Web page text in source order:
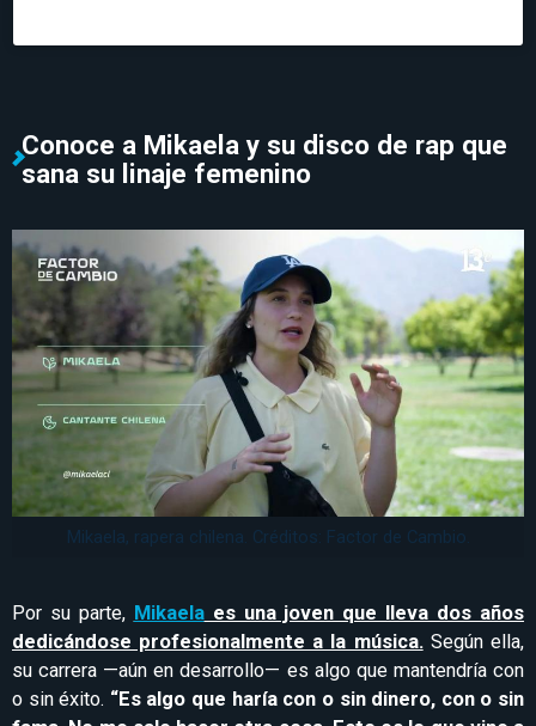
Conoce a Mikaela y su disco de rap que
sana su linaje femenino
Mikaela, rapera chilena. Créditos: Factor de Cambio.
Por su parte, Mikaelaes una joven que lleva dos años
dedicándose profesionalmente a la música.Según ella,
su carrera —aún en desarrollo— es algo que mantendría con
o sin éxito. “Es algo que haría con o sin dinero, con o sin